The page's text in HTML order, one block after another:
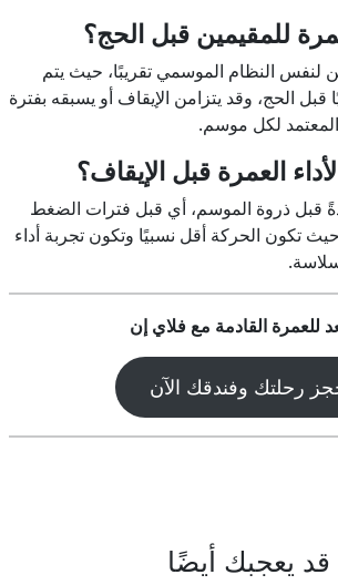
للمقيمين قبل الحج؟
لنفس النظام الموسمي تقريبًا، حيث يتم
قبل الحج، وقد يتزامن الإيقاف أو يسبقه بفترة
لكل موسم.
العمرة قبل الإيقاف؟
قبل ذروة الموسم، أي قبل فترات الضغط
تكون الحركة أقل نسبيًا وتكون تجربة أداء
للعمرة القادمة مع فلاي إن
رحلتك وفندقك الآن
قد يعجبك أيضًا